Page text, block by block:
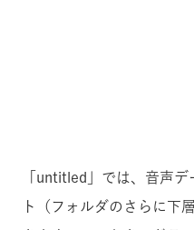
「untitled」では、音声
ト（フォルダのさらに下